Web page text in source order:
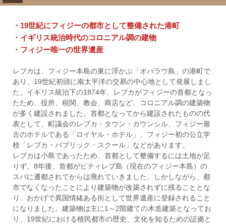
・19世紀にフィジーの都市として整備された港町
・イギリス統治時代のコロニアル調の建物
・フィジー唯一の世界遺産
レブカは、フィジー本島の東に浮かぶ「オバラウ島」の港町で
あり、19世紀初頭に南太平洋の交易の中心地として発展しまし
た。イギリス統治下の1874年、レブカがフィジーの首都となっ
たため、役所、税関、教会、商店など、コロニアル調の建築物
が多く建設されました。首都となってから建設されたものの代
表として、町議会のレブカ・タウン・カウンシル、フィジー最
古のホテルである「ロイヤル・ホテル」、フィジー初の公立学
校「レブカ・パブリック・スクール」などがあります。
レブカは小島であったため、首都として整備するには土地が足
りず、8年後、首都がビティレブ島（現在のフィジー本島）の
スバに遷都されてからは廃れていきました。しかしながら、都
市でなくなったことにより建築物が改築されずに残ることとな
り、おかげで異国情緒ある街として世界遺産に登録されること
になりました。建築物は主に1～2階建ての木造建築となってお
り、19世紀における植民都市の歴史、文化を知るための証拠と